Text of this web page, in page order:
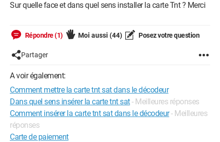
Sur quelle face et dans quel sens installer la carte Tnt ? Merci
Répondre (1) Moi aussi (44) Posez votre question
Partager
A voir également:
Comment mettre la carte tnt sat dans le décodeur
Dans quel sens insérer la carte tnt sat- Meilleures réponses
Comment insérer la carte tnt sat dans le décodeur- Meilleures
réponses
Carte de paiement